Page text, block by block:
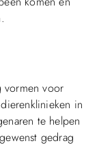
vormen voor
in
te helpen
gedrag